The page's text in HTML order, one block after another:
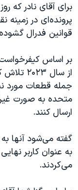
قانون شفافیت
اعتراضات مردمی آبان ۹۸
نرگس محمدی برنده
همایش
صفحه‌های ویژه
سفر پرزیدنت ترامپ
برای آقای نادر که
پرونده‌ای در زمینه
قوانین فدرال
بر اساس
از سال
متحده به صورت
ارسال کنند.
گفته می‌شود آنها
به عنوان کاربر
می‌کردند.